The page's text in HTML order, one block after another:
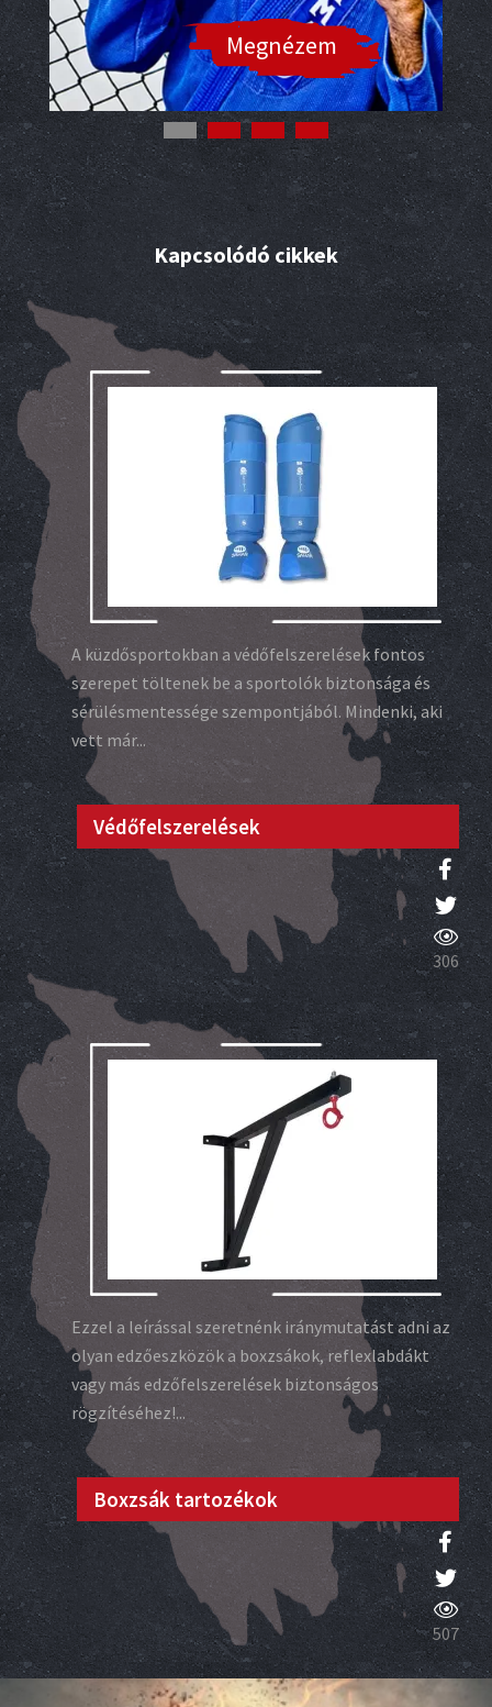
Megnézem
Kapcsolódó cikkek
A küzdősportokban a védőfelszerelések fontos
szerepet töltenek be a sportolók biztonsága és
sérülésmentessége szempontjából. Mindenki, aki
vett már...
Védőfelszerelések
306
Ezzel a leírással szeretnénk iránymutatást adni az
olyan edzőeszközök a boxzsákok, reflexlabdákt
vagy más edzőfelszerelések biztonságos
rögzítéséhez!...
Boxzsák tartozékok
507